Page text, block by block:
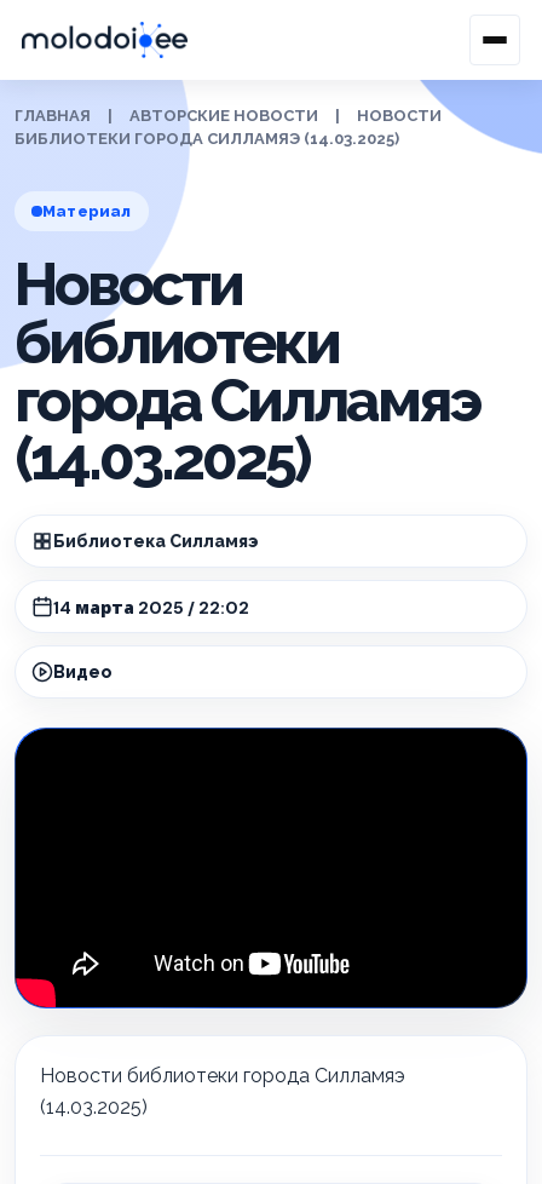
ГЛАВНАЯ АВТОРСКИЕ НОВОСТИ
НОВОСТИ
БИБЛИОТЕКИ ГОРОДА СИЛЛАМЯЭ (14.03.2025)
Материал
Новости
библиотеки
города Силламяэ
(14.03.2025)
Библиотека Силламяэ
14 марта 2025 / 22:02
Видео
Новости библиотеки города Силламяэ
(14.03.2025)